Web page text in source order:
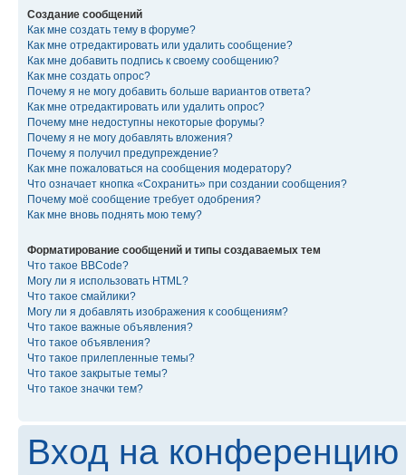
Создание сообщений
Как мне создать тему в форуме?
Как мне отредактировать или удалить сообщение?
Как мне добавить подпись к своему сообщению?
Как мне создать опрос?
Почему я не могу добавить больше вариантов ответа?
Как мне отредактировать или удалить опрос?
Почему мне недоступны некоторые форумы?
Почему я не могу добавлять вложения?
Почему я получил предупреждение?
Как мне пожаловаться на сообщения модератору?
Что означает кнопка «Сохранить» при создании сообщения?
Почему моё сообщение требует одобрения?
Как мне вновь поднять мою тему?
Форматирование сообщений и типы создаваемых тем
Что такое BBCode?
Могу ли я использовать HTML?
Что такое смайлики?
Могу ли я добавлять изображения к сообщениям?
Что такое важные объявления?
Что такое объявления?
Что такое прилепленные темы?
Что такое закрытые темы?
Что такое значки тем?
Вход на конференцию